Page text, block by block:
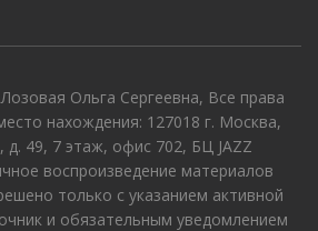
Ольга Сергеевна, Все права
нахождения: 127018 г. Москва,
д. 49, 7 этаж, офис 702, БЦ JAZZ
воспроизведение материалов
только с указанием активной
и обязательным уведомлением